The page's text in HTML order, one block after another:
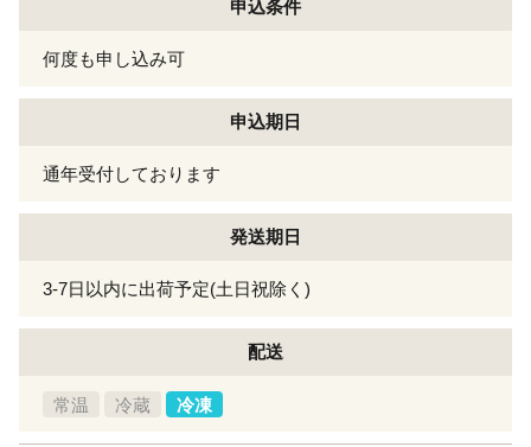
申込条件
何度も申し込み可
申込期日
通年受付しております
発送期日
3-7日以内に出荷予定(土日祝除く)
配送
常温 冷蔵 冷凍